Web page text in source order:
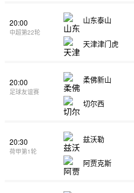
20:00
中超第22轮
山东泰山
天津津门虎
20:00
足球友谊赛
柔佛新山
切尔西
20:30
荷甲第1轮
兹沃勒
阿贾克斯